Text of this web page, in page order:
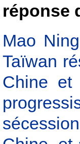
réponse
Mao
Taïwan
Chine et